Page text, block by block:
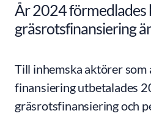
År 2024
gräsrotsfinansiering
Till inhemska aktörer som
finansiering utbetalades
gräsrotsfinansiering och